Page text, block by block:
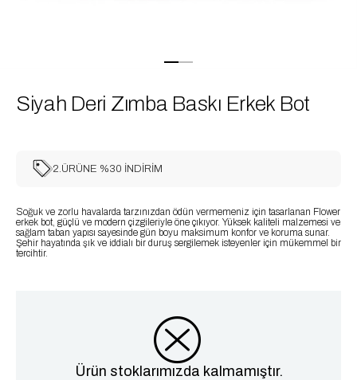
Siyah Deri Zımba Baskı Erkek Bot
2.ÜRÜNE %30 İNDİRİM
Soğuk ve zorlu havalarda tarzınızdan ödün vermemeniz için tasarlanan Flower
erkek bot, güçlü ve modern çizgileriyle öne çıkıyor. Yüksek kaliteli malzemesi ve
sağlam taban yapısı sayesinde gün boyu maksimum konfor ve koruma sunar.
Şehir hayatında şık ve iddialı bir duruş sergilemek isteyenler için mükemmel bir
tercihtir.
Ürün stoklarımızda kalmamıştır.